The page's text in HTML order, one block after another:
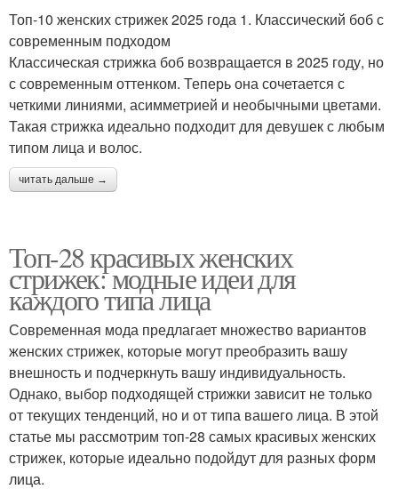
Топ-10 женских стрижек 2025 года 1. Классический боб с
современным подходом
Классическая стрижка боб возвращается в 2025 году, но
с современным оттенком. Теперь она сочетается с
четкими линиями, асимметрией и необычными цветами.
Такая стрижка идеально подходит для девушек с любым
типом лица и волос.
читать дальше →
Топ-28 красивых женских
стрижек: модные идеи для
каждого типа лица
Современная мода предлагает множество вариантов
женских стрижек, которые могут преобразить вашу
внешность и подчеркнуть вашу индивидуальность.
Однако, выбор подходящей стрижки зависит не только
от текущих тенденций, но и от типа вашего лица. В этой
статье мы рассмотрим топ-28 самых красивых женских
стрижек, которые идеально подойдут для разных форм
лица.